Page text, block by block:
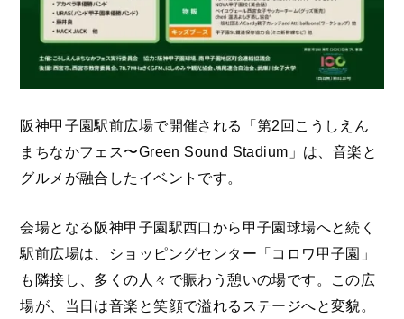
阪神甲子園駅前広場で開催される「第2回こうしえん
まちなかフェス〜Green Sound Stadium」は、音楽と
グルメが融合したイベントです。
会場となる阪神甲子園駅西口から甲子園球場へと続く
駅前広場は、ショッピングセンター「コロワ甲子園」
も隣接し、多くの人々で賑わう憩いの場です。この広
場が、当日は音楽と笑顔で溢れるステージへと変貌。